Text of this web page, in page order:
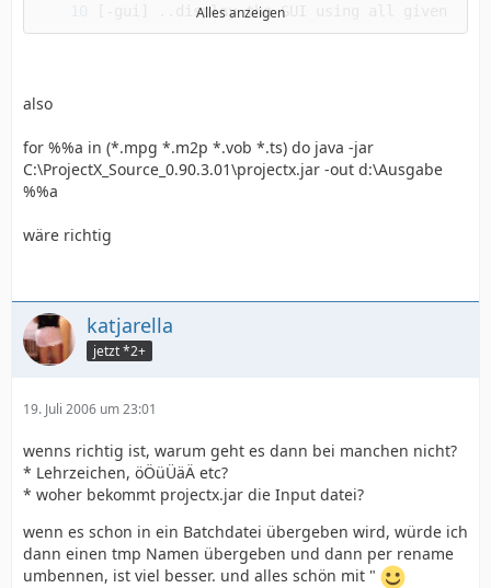
Alles anzeigen
also
for %%a in (*.mpg *.m2p *.vob *.ts) do java -jar
C:\ProjectX_Source_0.90.3.01\projectx.jar -out d:\Ausgabe
%%a
wäre richtig
katjarella
jetzt *2+
19. Juli 2006 um 23:01
wenns richtig ist, warum geht es dann bei manchen nicht?
* Lehrzeichen, öÖüÜäÄ etc?
* woher bekommt projectx.jar die Input datei?
wenn es schon in ein Batchdatei übergeben wird, würde ich
dann einen tmp Namen übergeben und dann per rename
umbennen, ist viel besser. und alles schön mit "